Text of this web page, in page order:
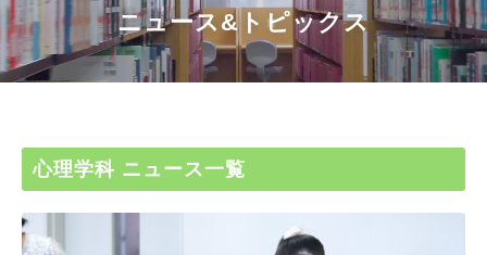
ニュース&トピックス
心理学科 ニュース一覧